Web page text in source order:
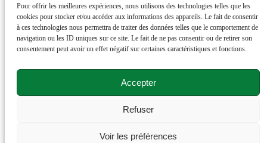
Pour offrir les meilleures expériences, nous utilisons des technologies telles que les
cookies pour stocker et/ou accéder aux informations des appareils. Le fait de consentir
à ces technologies nous permettra de traiter des données telles que le comportement de
navigation ou les ID uniques sur ce site. Le fait de ne pas consentir ou de retirer son
consentement peut avoir un effet négatif sur certaines caractéristiques et fonctions.
Accepter
Refuser
Voir les préférences
nouvelles de votre commune.